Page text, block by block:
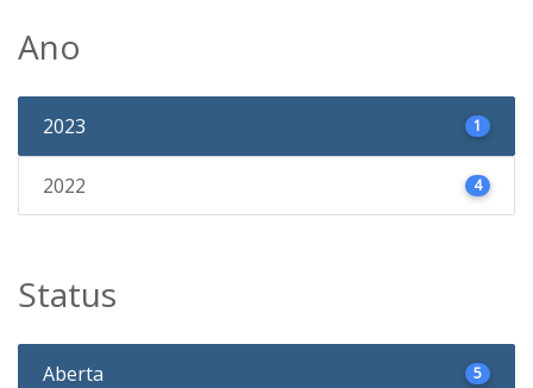
Ano
2023 1
2022 4
Status
Aberta 5